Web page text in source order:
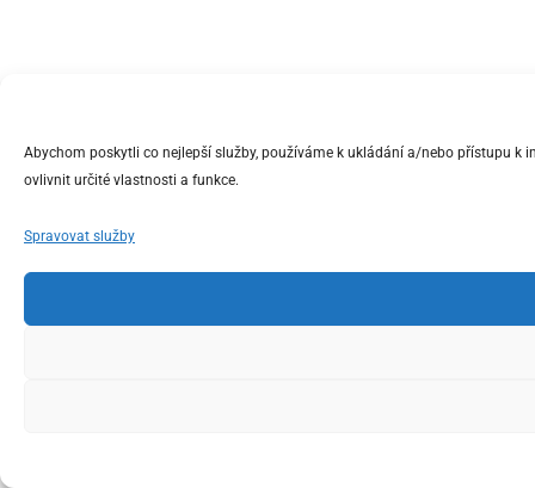
Abychom poskytli co nejlepší služby, používáme k ukládání a/nebo přístupu
ovlivnit určité vlastnosti a funkce.
Spravovat služby